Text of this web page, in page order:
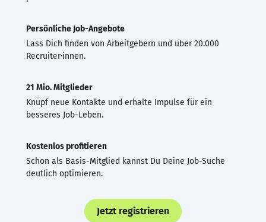
Persönliche Job-Angebote
Lass Dich finden von Arbeitgebern und über 20.000
Recruiter·innen.
21 Mio. Mitglieder
Knüpf neue Kontakte und erhalte Impulse für ein
besseres Job-Leben.
Kostenlos profitieren
Schon als Basis-Mitglied kannst Du Deine Job-Suche
deutlich optimieren.
Jetzt registrieren